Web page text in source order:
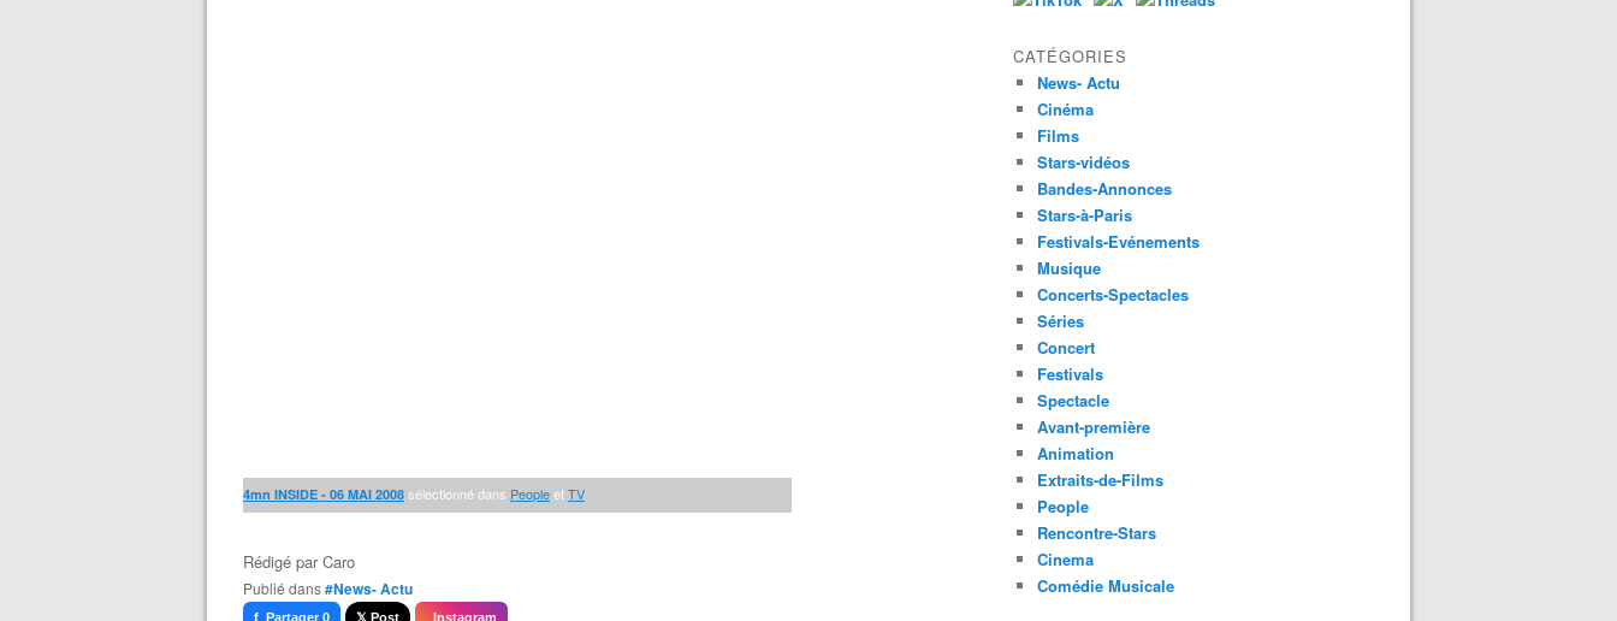
4mn INSIDE - 06 MAI 2008 sélectionné dans PeopleetTV
Rédigé parCaro
Publié dans#News- Actu
f Partager 0 𝕏 Post Instagram
CATÉGORIES
News- Actu
Cinéma
Films
Stars-vidéos
Bandes-Annonces
Stars-à-Paris
Festivals-Evénements
Musique
Concerts-Spectacles
Séries
Concert
Festivals
Spectacle
Avant-première
Animation
Extraits-de-Films
People
Rencontre-Stars
Cinema
Comédie Musicale